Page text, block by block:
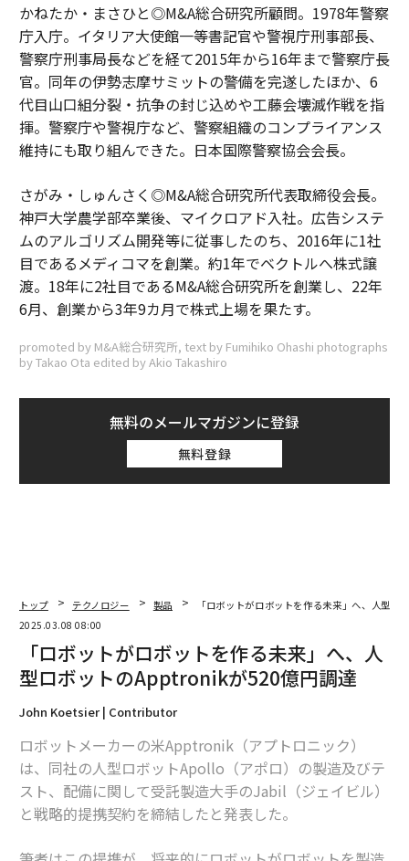
かねたか・まさひと◎M&A総合研究所顧問。1978年警察
庁入庁。イタリア大使館一等書記官や警視庁刑事部長、
警察庁刑事局長などを経て2015年から16年まで警察庁長
官。同年の伊勢志摩サミットの警備を完遂したほか、6
代目山口組分裂・抗争の封じ込めや工藤会壊滅作戦を指
揮。警察庁や警視庁など、警察組織のコンプライアンス
維持にも取り組んできた。日本国際警察協会会長。
さがみ・しゅんさく◎M&A総合研究所代表取締役会長。
神戸大学農学部卒業後、マイクロアド入社。広告システ
ムのアルゴリズム開発等に従事したのち、2016年に1社
目であるメディコマを創業。約1年でベクトルへ株式譲
渡。18年に2社目であるM&A総合研究所を創業し、22年
6月、創業から3年9カ月で株式上場を果たす。
promoted by M&A総合研究所, text by Fumihiko Ohashi photographs
by Takao Ota edited by Akio Takashiro
無料のメールマガジンに登録
無料登録
トップ テクノロジー 製品
「ロボットがロボットを作る未来」へ、人型
2025.03.08 08:00
「ロボットがロボットを作る未来」へ、人
型ロボットのApptronikが520億円調達
John Koetsier | Contributor
ロボットメーカーの米Apptronik（アプトロニック）
は、同社の人型ロボットApollo（アポロ）の製造及びテ
スト、配備に関して受託製造大手のJabil（ジェイビル）
と戦略的提携契約を締結したと発表した。